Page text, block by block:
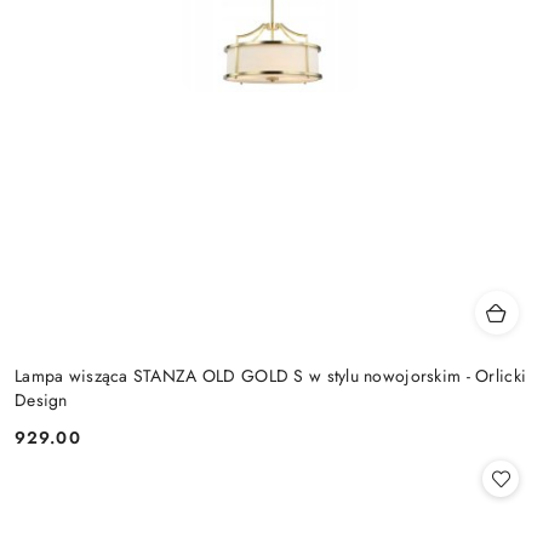
Lampa wisząca STANZA OLD GOLD S w stylu nowojorskim - Orlicki
Design
Cena:
929.00